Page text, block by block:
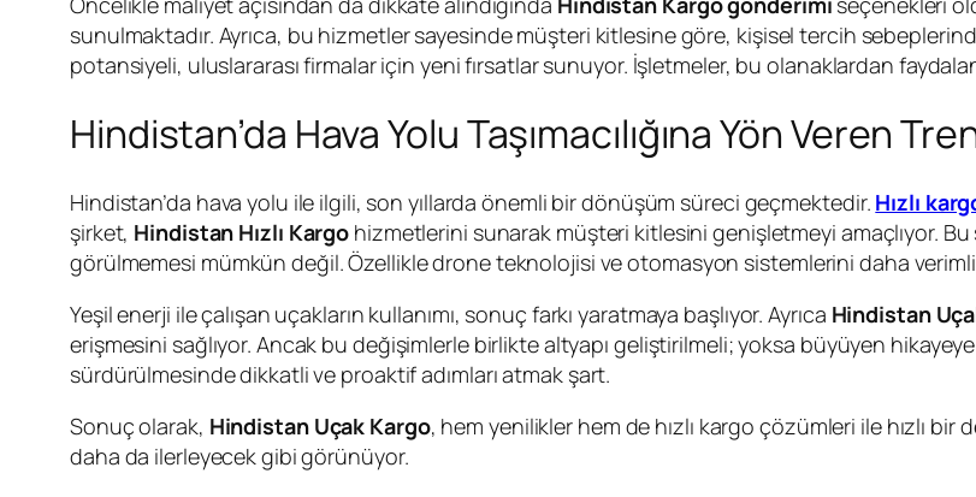
sunulmaktadır. Ayrıca, bu hizmetler sayesinde müşteri kitlesine göre, kişisel tercih
potansiyeli, uluslararası firmalar için yeni fırsatlar sunuyor. İşletmeler, bu olanaklardan
Hindistan’da Hava Yolu Taşımacılığına Yön Veren
Hindistan’da hava yolu ile ilgili, son yıllarda önemli bir dönüşüm süreci geçmektedir. Hızlı
şirket, Hindistan Hızlı Kargo hizmetlerini sunarak müşteri kitlesini genişletmeyi amaçlıyor.
görülmemesi mümkün değil. Özellikle drone teknolojisi ve otomasyon sistemlerini daha
Yeşil enerji ile çalışan uçakların kullanımı, sonuç farkı yaratmaya başlıyor. Ayrıca Hindistan
erişmesini sağlıyor. Ancak bu değişimlerle birlikte altyapı geliştirilmeli; yoksa büyüyen
sürdürülmesinde dikkatli ve proaktif adımları atmak şart.
Sonuç olarak, Hindistan Uçak Kargo, hem yenilikler hem de hızlı kargo çözümleri ile hızlı
daha da ilerleyecek gibi görünüyor.